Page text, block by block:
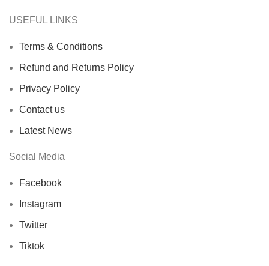
USEFUL LINKS
Terms & Conditions
Refund and Returns Policy
Privacy Policy
Contact us
Latest News
Social Media
Facebook
Instagram
Twitter
Tiktok